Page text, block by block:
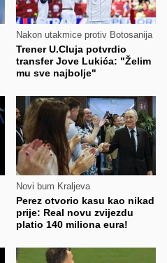
Nakon utakmice protiv Botosanija
Trener U.Cluja potvrdio
transfer Jove Lukića: "Želim
mu sve najbolje"
Novi bum Kraljeva
Perez otvorio kasu kao nikad
prije: Real novu zvijezdu
platio 140 miliona eura!